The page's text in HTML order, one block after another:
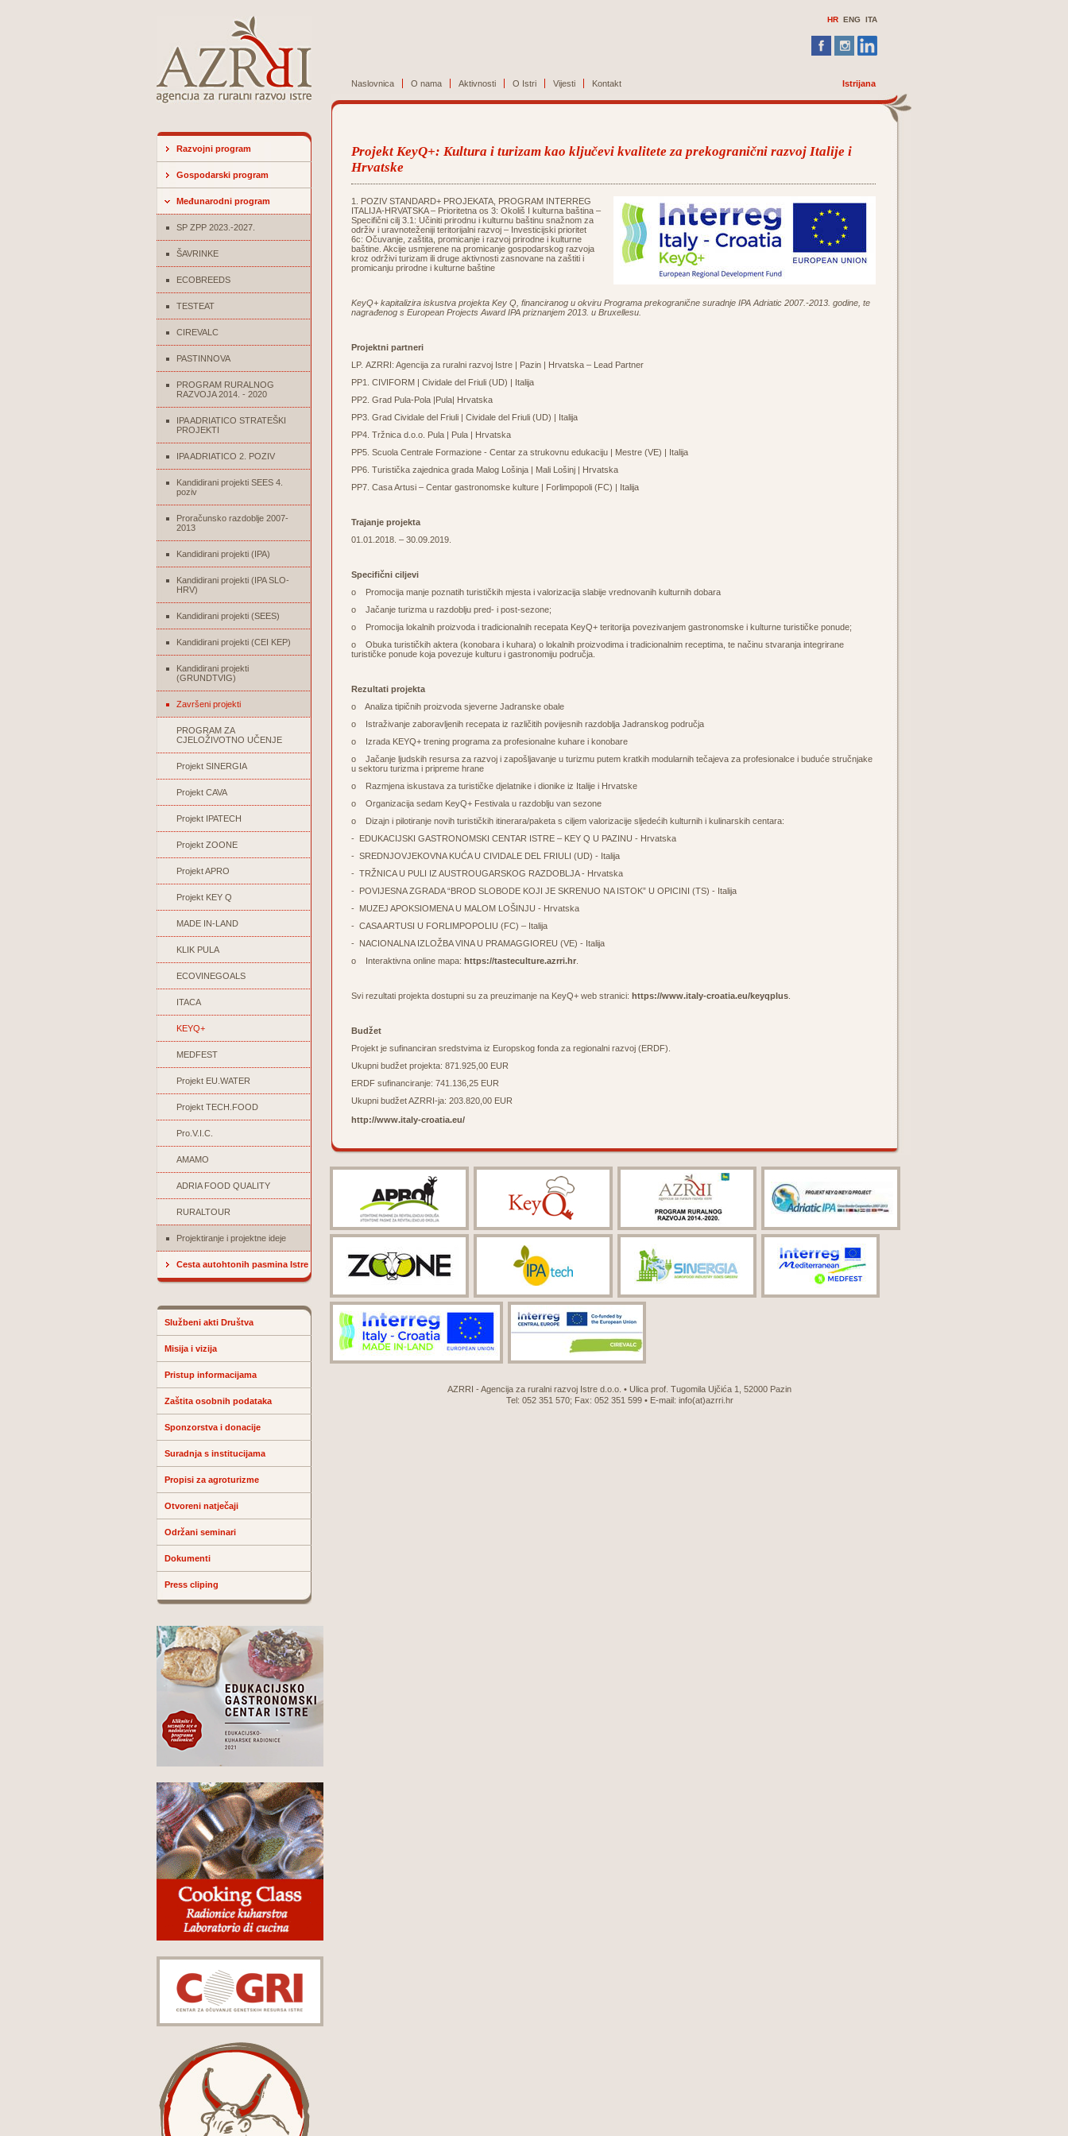
HR ENG ITA
Naslovnica O nama Aktivnosti O Istri Vijesti Kontakt Istrijana
Razvojni program
Gospodarski program
Međunarodni program
SP ZPP 2023.-2027.
ŠAVRINKE
ECOBREEDS
TESTEAT
CIREVALC
PASTINNOVA
PROGRAM RURALNOG
RAZVOJA 2014. - 2020
IPA ADRIATICO STRATEŠKI
PROJEKTI
IPA ADRIATICO 2. POZIV
Kandidirani projekti SEES 4.
poziv
Proračunsko razdoblje 2007-
2013
Kandidirani projekti (IPA)
Kandidirani projekti (IPA SLO-
HRV)
Kandidirani projekti (SEES)
Kandidirani projekti (CEI KEP)
Kandidirani projekti
(GRUNDTVIG)
Završeni projekti
PROGRAM ZA
CJELOŽIVOTNO UČENJE
Projekt SINERGIA
Projekt CAVA
Projekt IPATECH
Projekt ZOONE
Projekt APRO
Projekt KEY Q
MADE IN-LAND
KLIK PULA
ECOVINEGOALS
ITACA
KEYQ+
MEDFEST
Projekt EU.WATER
Projekt TECH.FOOD
Pro.V.I.C.
AMAMO
ADRIA FOOD QUALITY
RURALTOUR
Projektiranje i projektne ideje
Cesta autohtonih pasmina Istre
Službeni akti Društva
Misija i vizija
Pristup informacijama
Zaštita osobnih podataka
Sponzorstva i donacije
Suradnja s institucijama
Propisi za agroturizme
Otvoreni natječaji
Održani seminari
Dokumenti
Press cliping
Projekt KeyQ+: Kultura i turizam kao ključevi kvalitete za prekogranični razvoj Italije i
Hrvatske
1. POZIV STANDARD+ PROJEKATA, PROGRAM INTERREG
ITALIJA-HRVATSKA – Prioritetna os 3: Okoliš I kulturna baština –
Specifični cilj 3.1: Učiniti prirodnu i kulturnu baštinu snažnom za
održiv i uravnoteženiji teritorijalni razvoj – Investicijski prioritet
6c: Očuvanje, zaštita, promicanje i razvoj prirodne i kulturne
baštine. Akcije usmjerene na promicanje gospodarskog razvoja
kroz održivi turizam ili druge aktivnosti zasnovane na zaštiti i
promicanju prirodne i kulturne baštine
KeyQ+ kapitalizira iskustva projekta Key Q, financiranog u okviru Programa prekogranične suradnje IPA Adriatic 2007.-2013. godine, te
nagrađenog s European Projects Award IPA priznanjem 2013. u Bruxellesu.
Projektni partneri
LP. AZRRI: Agencija za ruralni razvoj Istre | Pazin | Hrvatska – Lead Partner
PP1. CIVIFORM | Cividale del Friuli (UD) | Italija
PP2. Grad Pula-Pola |Pula| Hrvatska
PP3. Grad Cividale del Friuli | Cividale del Friuli (UD) | Italija
PP4. Tržnica d.o.o. Pula | Pula | Hrvatska
PP5. Scuola Centrale Formazione - Centar za strukovnu edukaciju | Mestre (VE) | Italija
PP6. Turistička zajednica grada Malog Lošinja | Mali Lošinj | Hrvatska
PP7. Casa Artusi – Centar gastronomske kulture | Forlimpopoli (FC) | Italija
Trajanje projekta
01.01.2018. – 30.09.2019.
Specifični ciljevi
o Promocija manje poznatih turističkih mjesta i valorizacija slabije vrednovanih kulturnih dobara
o Jačanje turizma u razdoblju pred- i post-sezone;
o Promocija lokalnih proizvoda i tradicionalnih recepata KeyQ+ teritorija povezivanjem gastronomske i kulturne turističke ponude;
o Obuka turističkih aktera (konobara i kuhara) o lokalnih proizvodima i tradicionalnim receptima, te načinu stvaranja integrirane
turističke ponude koja povezuje kulturu i gastronomiju područja.
Rezultati projekta
o Analiza tipičnih proizvoda sjeverne Jadranske obale
o Istraživanje zaboravljenih recepata iz različitih povijesnih razdoblja Jadranskog područja
o Izrada KEYQ+ trening programa za profesionalne kuhare i konobare
o Jačanje ljudskih resursa za razvoj i zapošljavanje u turizmu putem kratkih modularnih tečajeva za profesionalce i buduće stručnjake
u sektoru turizma i pripreme hrane
o Razmjena iskustava za turističke djelatnike i dionike iz Italije i Hrvatske
o Organizacija sedam KeyQ+ Festivala u razdoblju van sezone
o Dizajn i pilotiranje novih turističkih itinerara/paketa s ciljem valorizacije sljedećih kulturnih i kulinarskih centara:
- EDUKACIJSKI GASTRONOMSKI CENTAR ISTRE – KEY Q U PAZINU - Hrvatska
- SREDNJOVJEKOVNA KUĆA U CIVIDALE DEL FRIULI (UD) - Italija
- TRŽNICA U PULI IZ AUSTROUGARSKOG RAZDOBLJA - Hrvatska
- POVIJESNA ZGRADA “BROD SLOBODE KOJI JE SKRENUO NA ISTOK” U OPICINI (TS) - Italija
- MUZEJ APOKSIOMENA U MALOM LOŠINJU - Hrvatska
- CASA ARTUSI U FORLIMPOPOLIU (FC) – Italija
- NACIONALNA IZLOŽBA VINA U PRAMAGGIOREU (VE) - Italija
o Interaktivna online mapa: https://tasteculture.azrri.hr
Svi rezultati projekta dostupni su za preuzimanje na KeyQ+ web stranici: https://www.italy-croatia.eu/keyqplus
Budžet
Projekt je sufinanciran sredstvima iz Europskog fonda za regionalni razvoj (ERDF).
Ukupni budžet projekta: 871.925,00 EUR
ERDF sufinanciranje: 741.136,25 EUR
Ukupni budžet AZRRI-ja: 203.820,00 EUR
http://www.italy-croatia.eu/
AZRRI - Agencija za ruralni razvoj Istre d.o.o. • Ulica prof. Tugomila Ujčića 1, 52000 Pazin
Tel: 052 351 570; Fax: 052 351 599 • E-mail: info(at)azrri.hr